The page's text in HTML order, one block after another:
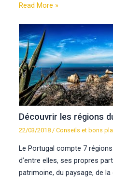
Read More »
Découvrir les régions
22/03/2018/Conseils et bons
Le Portugal compte 7
d’entre elles, ses propres
patrimoine, du paysage, de